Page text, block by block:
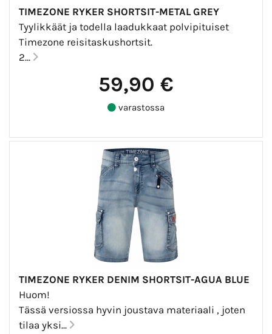
TIMEZONE RYKER SHORTSIT-METAL GREY
Tyylikkäät ja todella laadukkaat polvipituiset
Timezone reisitaskushortsit.
2...
59,90 €
varastossa
TIMEZONE RYKER DENIM SHORTSIT-AGUA BLUE
Huom!
Tässä versiossa hyvin joustava materiaali , joten
tilaa yksi...